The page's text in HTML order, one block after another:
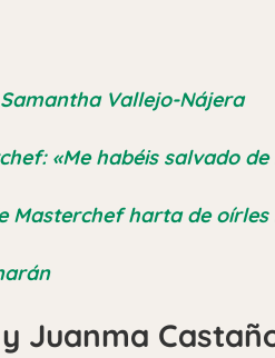
Vallejo-Nájera
«Me habéis salvado
Masterchef harta de
Juanma